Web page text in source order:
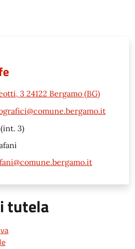
3 24122 Bergamo (BG)
(int. 3)
tutela